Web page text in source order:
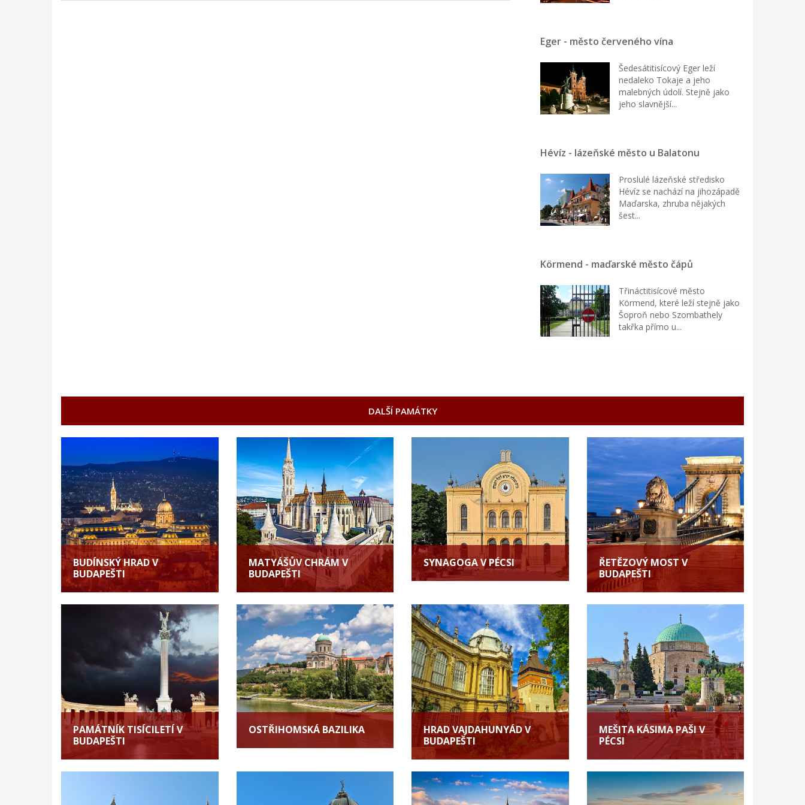
Eger - město červeného vína
Šedesátitisícový Eger leží
nedaleko Tokaje a jeho
malebných údolí. Stejně jako
jeho slavnější...
Hévíz - lázeňské město u Balatonu
Proslulé lázeňské středisko
Hévíz se nachází na jihozápadě
Maďarska, zhruba nějakých
šest...
Körmend - maďarské město čápů
Třináctitisícové město
Körmend, které leží stejně jako
Šoproň nebo Szombathely
takřka přímo u...
DALŠÍ PAMÁTKY
BUDÍNSKÝ HRAD V
BUDAPEŠTI
MATYÁŠŮV CHRÁM V
BUDAPEŠTI
SYNAGOGA V PÉCSI
ŘETĚZOVÝ MOST V
BUDAPEŠTI
PAMÁTNÍK TISÍCILETÍ V
BUDAPEŠTI
OSTŘIHOMSKÁ BAZILIKA
HRAD VAJDAHUNYÁD V
BUDAPEŠTI
MEŠITA KÁSIMA PAŠI V
PÉCSI